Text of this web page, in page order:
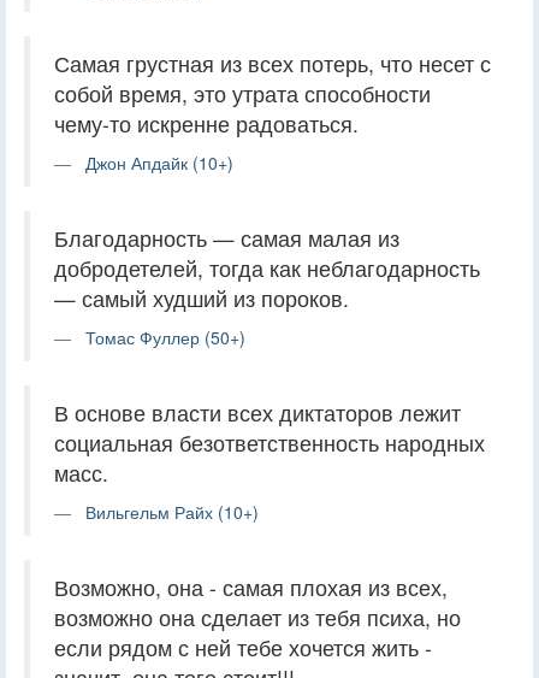
Самая грустная из всех потерь, что несет с
собой время, это утрата способности
чему-то искренне радоваться.
Джон Апдайк (10+)
Благодарность — самая малая из
добродетелей, тогда как неблагодарность
— самый худший из пороков.
Томас Фуллер (50+)
В основе власти всех диктаторов лежит
социальная безответственность народных
масс.
Вильгельм Райх (10+)
Возможно, она - самая плохая из всех,
возможно она сделает из тебя психа, но
если рядом с ней тебе хочется жить -